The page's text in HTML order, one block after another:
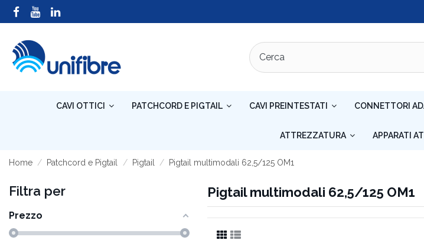
CAVI OTTICI PATCHCORD E PIGTAIL CAVI PREINTESTATI CONNETTORI
ATTREZZATURA APPARATI
Home Patchcord e Pigtail Pigtail Pigtail multimodali 62,5/125 OM1
Pigtail multimodali 62,5/125 OM1
Filtra per
Prezzo